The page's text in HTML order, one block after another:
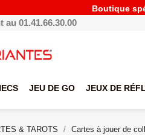
Boutique
au 01.41.66.30.00
JEU DE GO JEUX DE
& TAROTS Cartes à jouer de